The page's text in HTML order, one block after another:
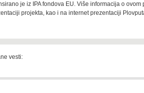
je iz IPA fondova EU. Više informacija o
projekta, kao i na internet prezentaciji
vesti: